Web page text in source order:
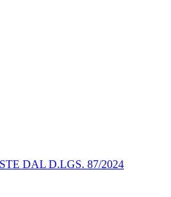
DAL D.LGS. 87/2024